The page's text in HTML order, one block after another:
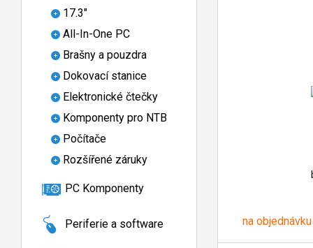
17.3"
All-In-One PC
Brašny a pouzdra
Dokovací stanice
Elektronické čtečky
Komponenty pro NTB
Počítače
Rozšířené záruky
PC Komponenty
Periferie a software na objednávku